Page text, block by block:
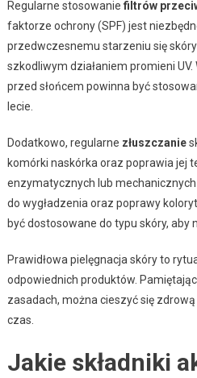
Regularne stosowanie filtrów
faktorze ochrony (SPF) jest
przedwczesnemu starzeniu się
szkodliwym działaniem promieni
przed słońcem powinna być
lecie.
Dodatkowo, regularne złuszczanie
komórki naskórka oraz poprawia jej
enzymatycznych lub
do wygładzenia oraz poprawy
być dostosowane do typu skóry, aby
Prawidłowa pielęgnacja skóry to
odpowiednich produktów.
zasadach, można cieszyć się
czas.
Jakie składniki